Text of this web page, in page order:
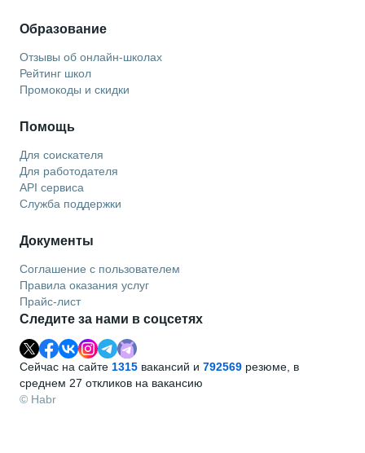
Образование
Отзывы об онлайн-школах
Рейтинг школ
Промокоды и скидки
Помощь
Для соискателя
Для работодателя
API сервиса
Служба поддержки
Документы
Соглашение с пользователем
Правила оказания услуг
Прайс-лист
Следите за нами в соцсетях
Сейчас на сайте 1315 вакансий и 792569 резюме, в
среднем 27 откликов на вакансию
© Habr